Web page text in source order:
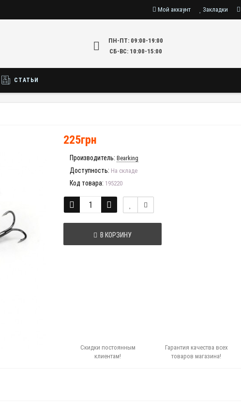
Мой аккаунт Закладки
ПН-ПТ: 09:00-19:00
СБ-ВС: 10:00-15:00
СТАТЬИ
225грн
Производитель: Bearking
Доступность: На складе
Код товара: 195220
В КОРЗИНУ
Скидки постоянным
клиентам!
Гарантия качества всех
товаров магазина!